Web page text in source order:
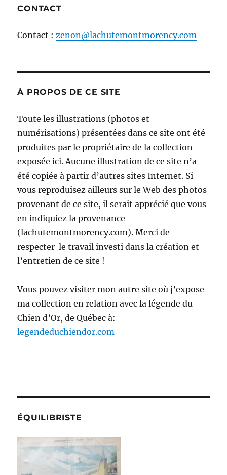
CONTACT
Contact : zenon@lachutemontmorency.com
À PROPOS DE CE SITE
Toute les illustrations (photos et
numérisations) présentées dans ce site ont été
produites par le propriétaire de la collection
exposée ici. Aucune illustration de ce site n’a
été copiée à partir d’autres sites Internet. Si
vous reproduisez ailleurs sur le Web des photos
provenant de ce site, il serait apprécié que vous
en indiquiez la provenance
(lachutemontmorency.com). Merci de
respecter le travail investi dans la création et
l’entretien de ce site !
Vous pouvez visiter mon autre site où j’expose
ma collection en relation avec la légende du
Chien d’Or, de Québec à:
legendeduchiendor.com
ÉQUILIBRISTE